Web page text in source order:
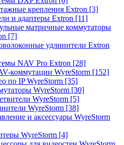
крепления Extron [3]
и адаптеры Extron [11]
матричные коммутаторы
[7]
удлинители Extron
NAV Pro Extron [28]
коммутации WyreStorm [152]
по IP WyreStorm [35]
WyreStorm [30]
WyreStorm [5]
WyreStorm [38]
и аксессуары WyreStorm
WyreStorm [4]